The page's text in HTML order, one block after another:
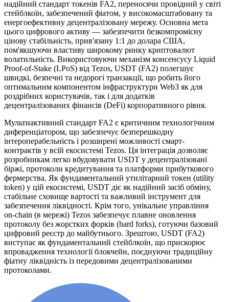
надійний стандарт токенів FA2, переносячи провідний у світі
стейблкоїн, забезпечений фіатом, у високомасштабовану та
енергоефективну децентралізовану мережу. Основна мета
цього цифрового активу — забезпечити безкомпромісну
цінову стабільність, прив'язану 1:1 до долара США,
пом'якшуючи властиву широкому ринку криптовалют
волатильність. Використовуючи механізм консенсусу Liquid
Proof-of-Stake (LPoS) від Tezos, USDT (FA2) полегшує
швидкі, безпечні та недорогі транзакції, що робить його
оптимальним компонентом інфраструктури Web3 як для
роздрібних користувачів, так і для додатків
децентралізованих фінансів (DeFi) корпоративного рівня.
Мультиактивний стандарт FA2 є критичним технологічним
диференціатором, що забезпечує безперешкодну
інтероперабельність і розширені можливості смарт-
контрактів у всій екосистемі Tezos. Ця інтеграція дозволяє
розробникам легко вбудовувати USDT у децентралізовані
біржі, протоколи кредитування та платформи прибуткового
фермерства. Як фундаментальний утилітарний токен (utility
token) у цій екосистемі, USDT діє як надійний засіб обміну,
стабільне сховище вартості та важливий інструмент для
забезпечення ліквідності. Крім того, унікальне управління
on-chain (в мережі) Tezos забезпечує плавне оновлення
протоколу без жорстких форків (hard forks), готуючи базовий
цифровий реєстр до майбутнього. Зрештою, USDT (FA2)
виступає як фундаментальний стейблкоїн, що прискорює
впровадження технології блокчейн, поєднуючи традиційну
фіатну ліквідність із передовими децентралізованими
протоколами.